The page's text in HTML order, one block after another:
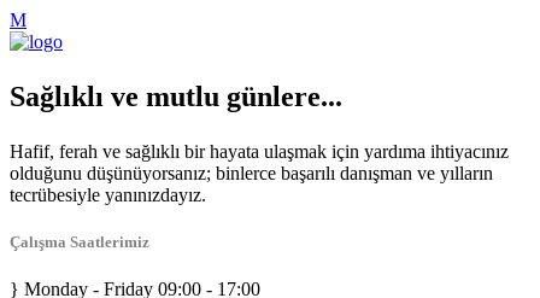
Sağlıklı ve mutlu günlere...
Hafif, ferah ve sağlıklı bir hayata ulaşmak için yardıma ihtiyacınız
olduğunu düşünüyorsanız; binlerce başarılı danışman ve yılların
tecrübesiyle yanınızdayız.
Çalışma Saatlerimiz
Monday - Friday 09:00 - 17:00